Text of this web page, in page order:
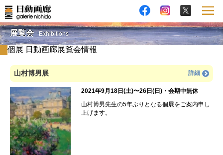
展覧会 Exhibitions
個展 日動画廊展覧会情報
山村博男展 詳細
2021年9月18日(土)〜26日(日)・会期中無休
山村博男先生の5年ぶりとなる個展をご案内申し
上げます。